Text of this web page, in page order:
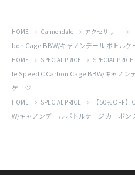
HOME Cannondale アクセサリー
bon Cage BBW/キャノンデール ボトルケ
HOME SPECIAL PRICE SPECIAL
le Speed C Carbon Cage BBW/キャノン
ケージ
HOME SPECIAL PRICE
【50％OFF
W/キャノンデール ボトルケージ カーボン